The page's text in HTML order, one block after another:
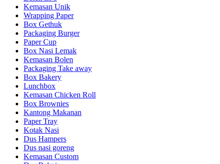
Kemasan Unik
Wrapping Paper
Box Gethuk
Packaging Burger
Paper Cup
Box Nasi Lemak
Kemasan Bolen
Packaging Take away
Box Bakery
Lunchbox
Kemasan Chicken Roll
Box Brownies
Kantong Makanan
Paper Tray
Kotak Nasi
Dus Hampers
Dus nasi goreng
Kemasan Custom